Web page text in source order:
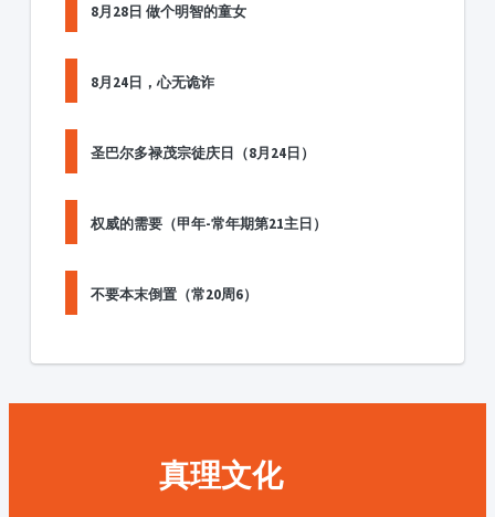
8月28日 做个明智的童女
8月24日，心无诡诈
圣巴尔多禄茂宗徒庆日（8月24日）
权威的需要（甲年-常年期第21主日）
不要本末倒置（常20周6）
真理文化